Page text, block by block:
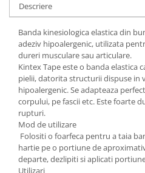
Descriere
Banda kinesiologica elastica din
adeziv hipoalergenic, utilizata
dureri musculare sau articulare.
Kintex Tape este o banda elastica
pielii, datorita structurii dispuse in
hipoalergenic. Se adapteaza
corpului, pe fascii etc. Este foarte
rupturi.
Mod de utilizare
Folositi o foarfeca pentru a taia
hartie pe o portiune de
departe, dezlipiti si aplicati
Utilizari